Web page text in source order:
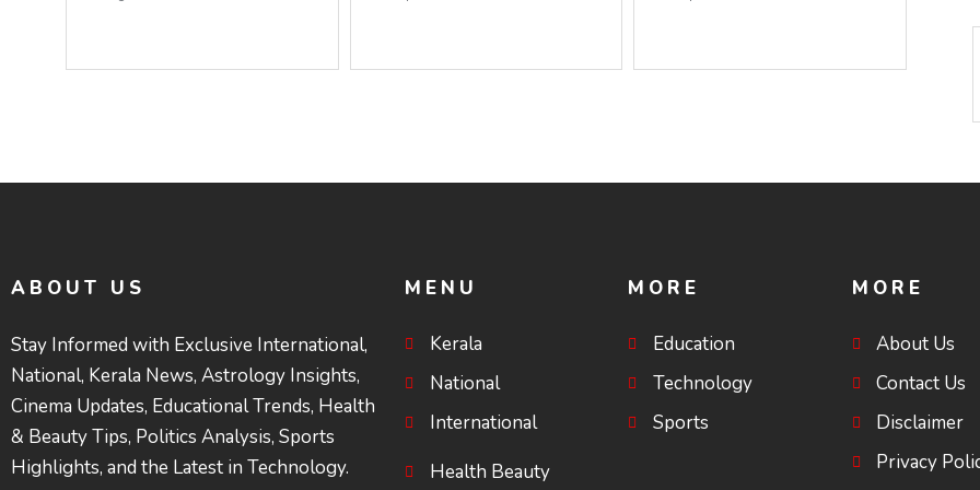
കാർന്നുതിന്നുന്ന
പോരാട്ടം
ഗുരുപൂർണിമ ആഘോഷം
ABOUT US
Stay Informed with Exclusive International,
National, Kerala News, Astrology Insights,
Cinema Updates, Educational Trends, Health
& Beauty Tips, Politics Analysis, Sports
Highlights, and the Latest in Technology.
MENU
Kerala
National
International
Health Beauty
MORE
Education
Technology
Sports
MORE
About Us
Contact Us
Disclaimer
Privacy